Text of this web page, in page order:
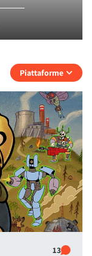
Piattaforme
13